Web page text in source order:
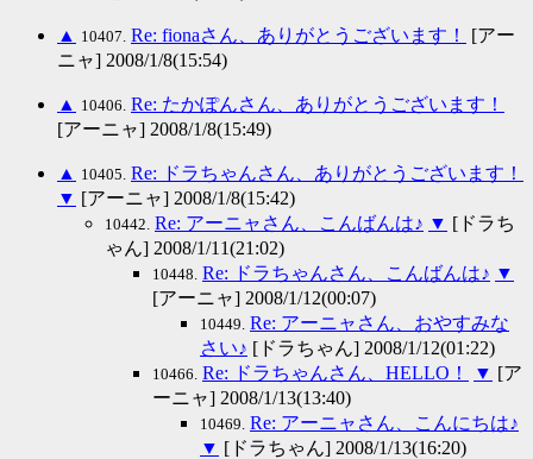
▲ 10407. Re: fionaさん、ありがとうございます！
[アー
ニャ] 2008/1/8(15:54)
▲ 10406. Re: たかぽんさん、ありがとうございます！
[アーニャ] 2008/1/8(15:49)
▲ 10405. Re: ドラちゃんさん、ありがとうございます！
▼ [アーニャ] 2008/1/8(15:42)
10442. Re: アーニャさん、こんばんは♪ ▼ [ドラち
ゃん] 2008/1/11(21:02)
10448. Re: ドラちゃんさん、こんばんは♪ ▼
[アーニャ] 2008/1/12(00:07)
10449. Re: アーニャさん、おやすみな
さい♪ [ドラちゃん] 2008/1/12(01:22)
10466. Re: ドラちゃんさん、HELLO！ ▼ [ア
ーニャ] 2008/1/13(13:40)
10469. Re: アーニャさん、こんにちは♪
▼ [ドラちゃん] 2008/1/13(16:20)